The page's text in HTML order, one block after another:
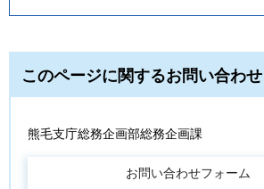
このページに関するお問い合わせ
熊毛支庁総務企画部総務企画課